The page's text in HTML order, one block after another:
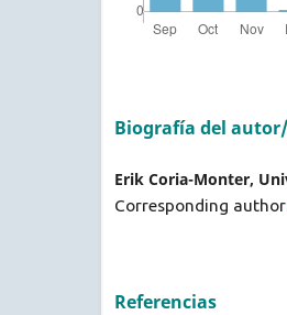
Biografía del
Erik Coria-Monter,
Corresponding
Referencias